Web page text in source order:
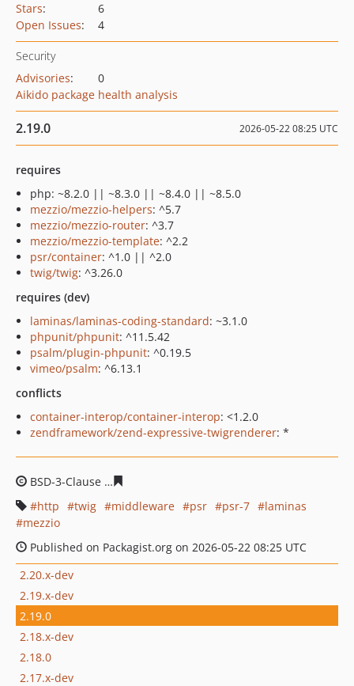
Stars:
6
Open Issues: 4
Security
Advisories:
0
Aikido package health analysis
2.19.0 2026-05-22 08:25 UTC
requires
php: ~8.2.0 || ~8.3.0 || ~8.4.0 || ~8.5.0
mezzio/mezzio-helpers: ^5.7
mezzio/mezzio-router: ^3.7
mezzio/mezzio-template: ^2.2
psr/container: ^1.0 || ^2.0
twig/twig: ^3.26.0
requires (dev)
laminas/laminas-coding-standard: ~3.1.0
phpunit/phpunit: ^11.5.42
psalm/plugin-phpunit: ^0.19.5
vimeo/psalm: ^6.13.1
conflicts
container-interop/container-interop: <1.2.0
zendframework/zend-expressive-twigrenderer: *
BSD-3-Clause
http
twig middleware psr psr-7
laminas
mezzio
Published on Packagist.org on 2026-05-22 08:25 UTC
2.20.x-dev
2.19.x-dev
2.19.0
2.18.x-dev
2.18.0
2.17.x-dev